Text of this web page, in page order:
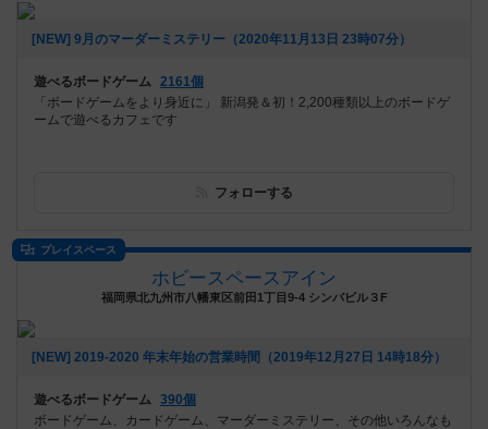
[NEW] 9月のマーダーミステリー（2020年11月13日 23時07分）
遊べるボードゲーム 2161個
「ボードゲームをより身近に」 新潟発＆初！2,200種類以上のボードゲ
ームで遊べるカフェです
フォローする
プレイスペース
ホビースペースアイン
福岡県北九州市八幡東区前田1丁目9-4 シンバビル３F
[NEW] 2019‐2020 年末年始の営業時間（2019年12月27日 14時18分）
遊べるボードゲーム 390個
ボードゲーム、カードゲーム、マーダーミステリー、その他いろんなも